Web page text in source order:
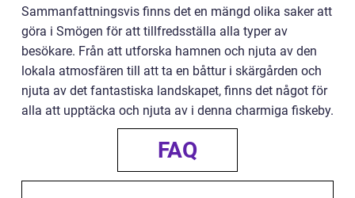
Sammanfattningsvis finns det en mängd olika saker att
göra i Smögen för att tillfredsställa alla typer av
besökare. Från att utforska hamnen och njuta av den
lokala atmosfären till att ta en båttur i skärgården och
njuta av det fantastiska landskapet, finns det något för
alla att upptäcka och njuta av i denna charmiga fiskeby.
FAQ